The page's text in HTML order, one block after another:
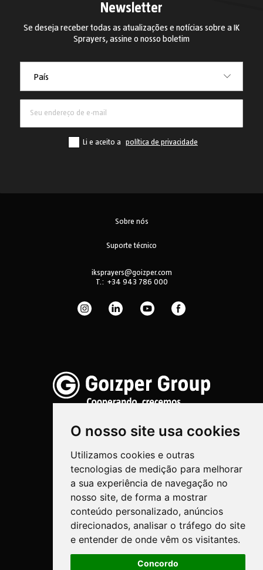
O nosso site usa cookies
Utilizamos cookies e outras
tecnologias de medição para melhorar
a sua experiência de navegação no
nosso site, de forma a mostrar
conteúdo personalizado, anúncios
direcionados, analisar o tráfego do site
e entender de onde vêm os visitantes.
Concordo
Newsletter
Se deseja receber todas as atualizações e notícias sobre a IK
Sprayers, assine o nosso boletim
País
Li e aceito a política de privacidade
Sobre nós
Suporte técnico
iksprayers@goizper.com
T.: +34 943 786 000
Pulverização
Biotechnologia
Industrial
Goizper S.Coop.
Antigua, 4
Spain